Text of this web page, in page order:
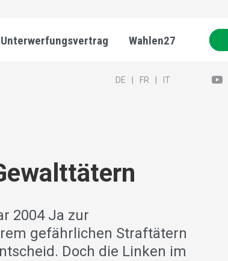
Unterwerfungsvertrag Wahlen27
DE FR IT
2004 Ja zur
gefährlichen Straftätern
Doch die Linken im